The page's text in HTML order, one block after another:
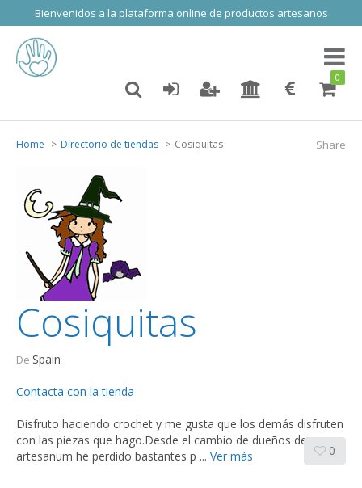
Bienvenidos a la plataforma online de productos artesanos
Toggle
0
Share
Home Directorio de tiendas Cosiquitas
Cosiquitas
De Spain
Contacta con la tienda
Disfruto haciendo crochet y me gusta que los demás disfruten
con las piezas que hago.Desde el cambio de dueños de
artesanum he perdido bastantes p ... Ver más 0